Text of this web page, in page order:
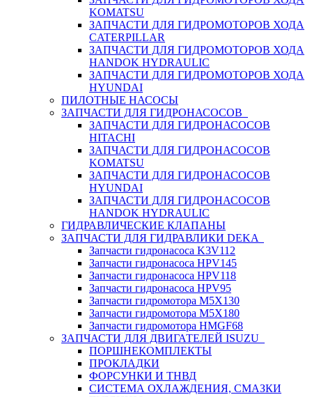
KOMATSU
ЗАПЧАСТИ ДЛЯ ГИДРОМОТОРОВ ХОДА
CATERPILLAR
ЗАПЧАСТИ ДЛЯ ГИДРОМОТОРОВ ХОДА
HANDOK HYDRAULIC
ЗАПЧАСТИ ДЛЯ ГИДРОМОТОРОВ ХОДА
HYUNDAI
ПИЛОТНЫЕ НАСОСЫ
ЗАПЧАСТИ ДЛЯ ГИДРОНАСОСОВ
ЗАПЧАСТИ ДЛЯ ГИДРОНАСОСОВ
HITACHI
ЗАПЧАСТИ ДЛЯ ГИДРОНАСОСОВ
KOMATSU
ЗАПЧАСТИ ДЛЯ ГИДРОНАСОСОВ
HYUNDAI
ЗАПЧАСТИ ДЛЯ ГИДРОНАСОСОВ
HANDOK HYDRAULIC
ГИДРАВЛИЧЕСКИЕ КЛАПАНЫ
ЗАПЧАСТИ ДЛЯ ГИДРАВЛИКИ DEKA
Запчасти гидронасоса K3V112
Запчасти гидронасоса HPV145
Запчасти гидронасоса HPV118
Запчасти гидронасоса HPV95
Запчасти гидромотора M5X130
Запчасти гидромотора M5X180
Запчасти гидромотора HMGF68
ЗАПЧАСТИ ДЛЯ ДВИГАТЕЛЕЙ ISUZU
ПОРШНЕКОМПЛЕКТЫ
ПРОКЛАДКИ
ФОРСУНКИ И ТНВД
СИСТЕМА ОХЛАЖДЕНИЯ, СМАЗКИ